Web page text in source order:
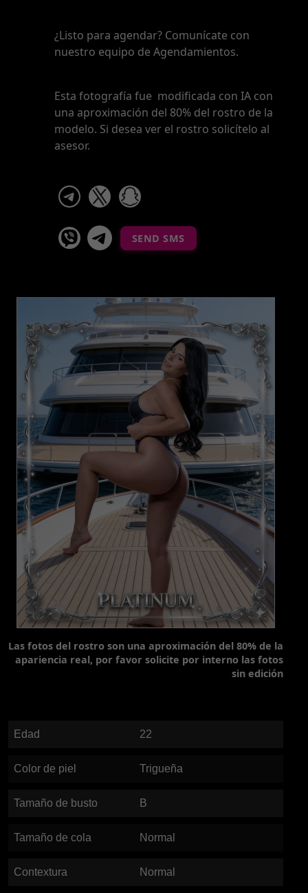
¿Listo para agendar? Comunícate con
nuestro equipo de Agendamientos.
Esta fotografía fue modificada con IA con
una aproximación del 80% del rostro de la
modelo. Si desea ver el rostro solicítelo al
asesor.
telegram
viber Telegram La Celestina
SEND SMS
Las fotos del rostro son una aproximación del 80% de la
apariencia real, por favor solicite por interno las fotos
sin edición
Edad 22
Color de piel Trigueña
Tamaño de busto B
Tamaño de cola Normal
Contextura Normal